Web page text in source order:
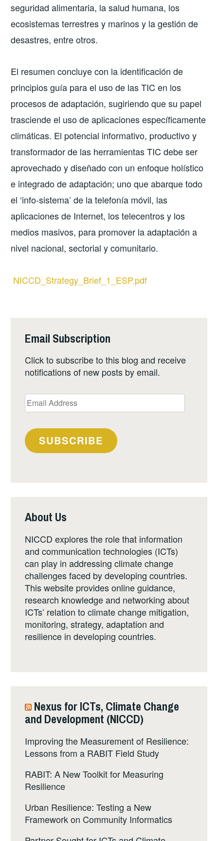
seguridad alimentaria, la salud humana, los
ecosistemas terrestres y marinos y la gestión de
desastres, entre otros.
El resumen concluye con la identificación de
principios guía para el uso de las TIC en los
procesos de adaptación, sugiriendo que su papel
trasciende el uso de aplicaciones específicamente
climáticas. El potencial informativo, productivo y
transformador de las herramientas TIC debe ser
aprovechado y diseñado con un enfoque holístico
e integrado de adaptación; uno que abarque todo
el ‘info-sistema’ de la telefonía móvil, las
aplicaciones de Internet, los telecentros y los
medios masivos, para promover la adaptación a
nivel nacional, sectorial y comunitario.
NICCD_Strategy_Brief_1_ESP.pdf
Email Subscription
Click to subscribe to this blog and receive
notifications of new posts by email.
Email
Address
SUBSCRIBE
About Us
NICCD explores the role that information
and communication technologies (ICTs)
can play in addressing climate change
challenges faced by developing countries.
This website provides online guidance,
research knowledge and networking about
ICTs’ relation to climate change mitigation,
monitoring, strategy, adaptation and
resilience in developing countries.
Nexus for ICTs, Climate Change
and Development (NICCD)
Improving the Measurement of Resilience:
Lessons from a RABIT Field Study
RABIT: A New Toolkit for Measuring
Resilience
Urban Resilience: Testing a New
Framework on Community Informatics